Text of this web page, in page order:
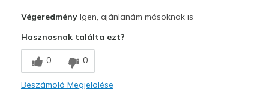
Breathe Well
Comfortable
VégeredményIgen, ajánlanám másoknak is
Hasznosnak találta ezt?
0 0
Beszámoló Megjelölése